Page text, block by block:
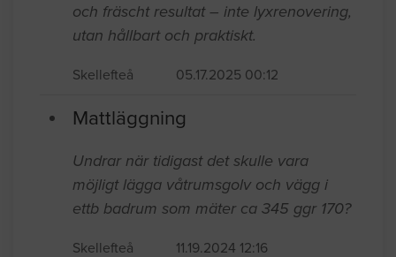
och fräscht resultat – inte lyxrenovering,
utan hållbart och praktiskt.
Skellefteå 05.17.2025 00:12
Mattläggning
Undrar när tidigast det skulle vara
möjligt lägga våtrumsgolv och vägg i
ettb badrum som mäter ca 345 ggr 170?
Skellefteå 11.19.2024 12:16